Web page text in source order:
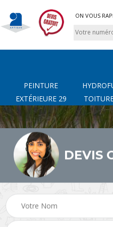
ON VOUS
PEINTURE
EXTÉRIEURE 29
Nettoyage de
DEVIS